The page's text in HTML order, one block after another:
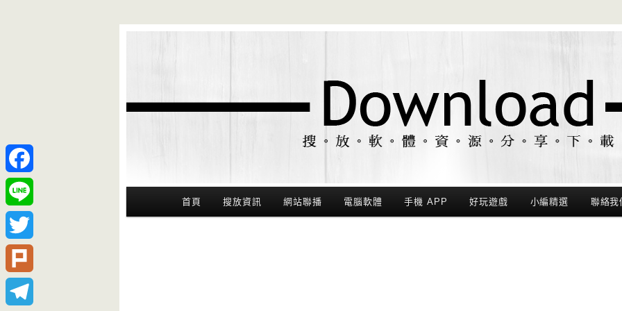
Main Menu
首頁 搜放資訊 網站聯播 電腦軟體 手機 APP 好玩遊戲 小編精選 聯絡我
Facebook
Line
Twitter
Plurk